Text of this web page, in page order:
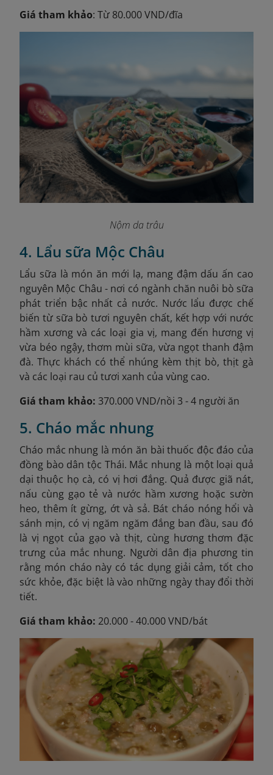
Giá tham khảo: Từ 80.000 VND/đĩa
Nộm da trâu
4. Lẩu sữa Mộc Châu
Lẩu sữa là món ăn mới lạ, mang đậm dấu ấn cao
nguyên Mộc Châu - nơi có ngành chăn nuôi bò sữa
phát triển bậc nhất cả nước. Nước lẩu được chế
biến từ sữa bò tươi nguyên chất, kết hợp với nước
hầm xương và các loại gia vị, mang đến hương vị
vừa béo ngậy, thơm mùi sữa, vừa ngọt thanh đậm
đà. Thực khách có thể nhúng kèm thịt bò, thịt gà
và các loại rau củ tươi xanh của vùng cao.
Giá tham khảo: 370.000 VND/nồi 3 - 4 người ăn
5. Cháo mắc nhung
Cháo mắc nhung là món ăn bài thuốc độc đáo của
đồng bào dân tộc Thái. Mắc nhung là một loại quả
dại thuộc họ cà, có vị hơi đắng. Quả được giã nát,
nấu cùng gạo tẻ và nước hầm xương hoặc sườn
heo, thêm ít gừng, ớt và sả. Bát cháo nóng hổi và
sánh mịn, có vị ngăm ngăm đắng ban đầu, sau đó
là vị ngọt của gạo và thịt, cùng hương thơm đặc
trưng của mắc nhung. Người dân địa phương tin
rằng món cháo này có tác dụng giải cảm, tốt cho
sức khỏe, đặc biệt là vào những ngày thay đổi thời
tiết.
Giá tham khảo: 20.000 - 40.000 VND/bát